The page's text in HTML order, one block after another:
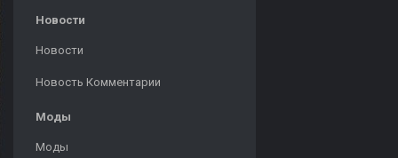
Новости
Новости
Новость Комментарии
Моды
Моды